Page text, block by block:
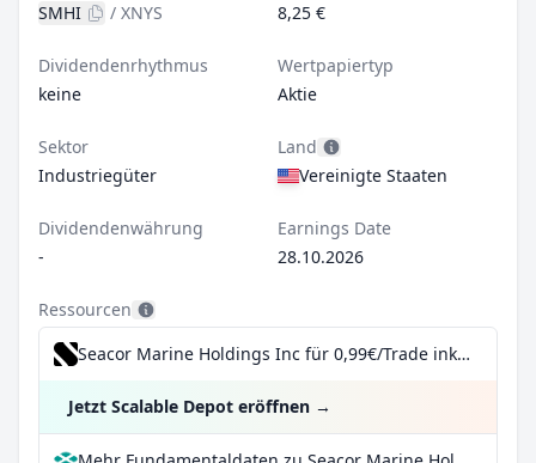
SMHI
/ XNYS
8,25 €
Dividendenrhythmus
keine
Wertpapiertyp
Aktie
Sektor
Industriegüter
Land
Vereinigte Staaten
Dividendenwährung
-
Earnings Date
28.10.2026
Ressourcen
Seacor Marine Holdings Inc für 0,99€/Trade inkl. Dividend Reinvestment Plan
Jetzt Scalable Depot eröffnen →